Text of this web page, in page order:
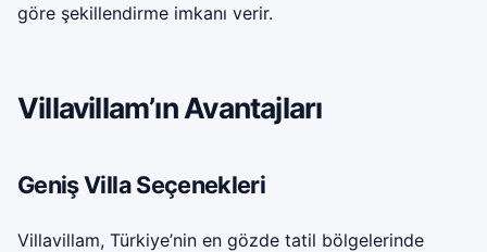
göre şekillendirme imkanı verir.
Villavillam’ın Avantajları
Geniş Villa Seçenekleri
Villavillam, Türkiye’nin en gözde tatil bölgelerinde